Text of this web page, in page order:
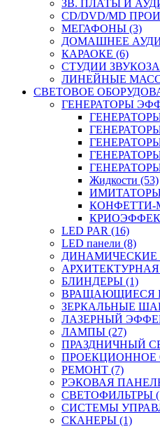
ЗВ. ПЛАТЫ И
CD/DVD/MD
МЕГАФОНЫ (3)
ДОМАШНЕЕ
КАРАОКЕ (6)
СТУДИИ
ЛИНЕЙНЫЕ
СВЕТОВОЕ
ГЕНЕРАТОРЫ
Жидкости (53)
КОНФЕТТИ-
LED PAR (16)
LED панели (8)
ДИНАМИЧЕСКИЕ
БЛИНДЕРЫ (1)
ВРАЩАЮЩИЕСЯ
ЗЕРКАЛЬНЫЕ
ЛАЗЕРНЫЙ
ЛАМПЫ (27)
ПРАЗДНИЧНЫЙ
ПРОЕКЦИОННОЕ
РЕМОНТ (7)
РЭКОВАЯ
СВЕТОФИЛЬТРЫ
СИСТЕМЫ
СКАНЕРЫ (1)